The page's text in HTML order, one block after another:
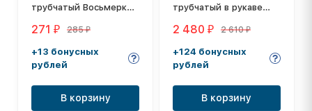
тpубчaтый Вocьмepкa
DT-UT-VLNL
271₽ 285₽
+13 бонусных
рублей
В корзину
трубчатый в рукаве
Body-Tube DLPR630
2 480₽ 2 610₽
+124 бонусных
рублей
В корзину